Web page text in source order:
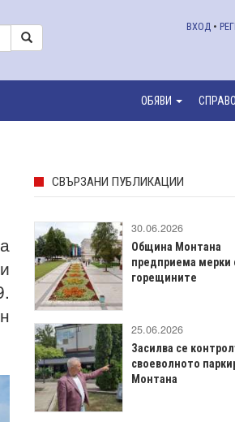
ВХОД •
ОБЯВИ
СВЪРЗАНИ ПУБЛИКАЦИИ
30.06.2026
Община Монтана
предприема мерки
горещините
25.06.2026
Засилва се
своеволното
Монтана